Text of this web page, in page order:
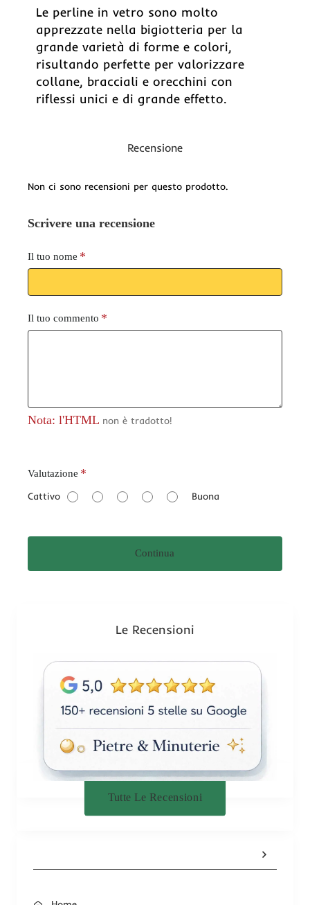
Le perline in vetro sono molto
apprezzate nella bigiotteria per la
grande varietà di forme e colori,
risultando perfette per valorizzare
collane, bracciali e orecchini con
riflessi unici e di grande effetto.
Recensione
Non ci sono recensioni per questo prodotto.
Scrivere una recensione
Il tuo nome
Il tuo commento
Nota: l'HTML non è tradotto!
V
l
t
z
Valutazione
Cattivo Buona
Continua
Le Recensioni
Tutte Le Recensioni